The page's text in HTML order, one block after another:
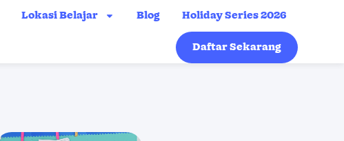
Lokasi Belajar Blog Holiday Series 2026
Daftar Sekarang